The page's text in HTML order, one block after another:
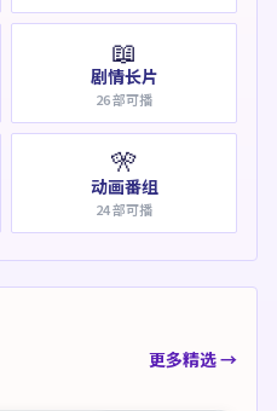
📖
剧情长片
26部可播
🎌
动画番组
24部可播
更多精选 →